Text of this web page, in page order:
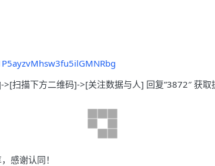
扫描下方二维码]->[关注数据与人] 回复”3872″ 获取
感谢认同！